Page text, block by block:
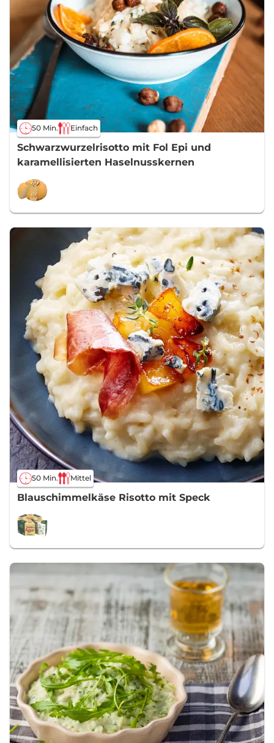
50 Min. Einfach
Schwarzwurzelrisotto mit Fol Epi und
karamellisierten Haselnusskernen
50 Min. Mittel
Blauschimmelkäse Risotto mit Speck